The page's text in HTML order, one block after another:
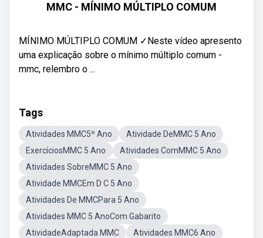
MMC - MÍNIMO MÚLTIPLO COMUM
MÍNIMO MÚLTIPLO COMUM ✓Neste vídeo apresento
uma explicação sobre o mínimo múltiplo comum -
mmc, relembro o ...
Tags
Atividades MMC5º Ano
Atividade DeMMC 5 Ano
ExercíciosMMC 5 Ano
Atividades ComMMC 5 Ano
Atividades SobreMMC 5 Ano
Atividade MMCEm D C 5 Ano
Atividades De MMCPara 5 Ano
Atividades MMC 5 AnoCom Gabarito
AtividadeAdaptada MMC
Atividades MMC6 Ano